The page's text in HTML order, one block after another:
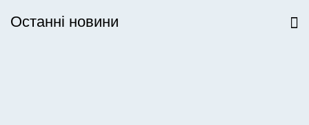
Останні новини